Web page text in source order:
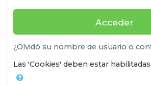
Acceder
¿Olvidó su nombre de usuario o
Las 'Cookies' deben estar